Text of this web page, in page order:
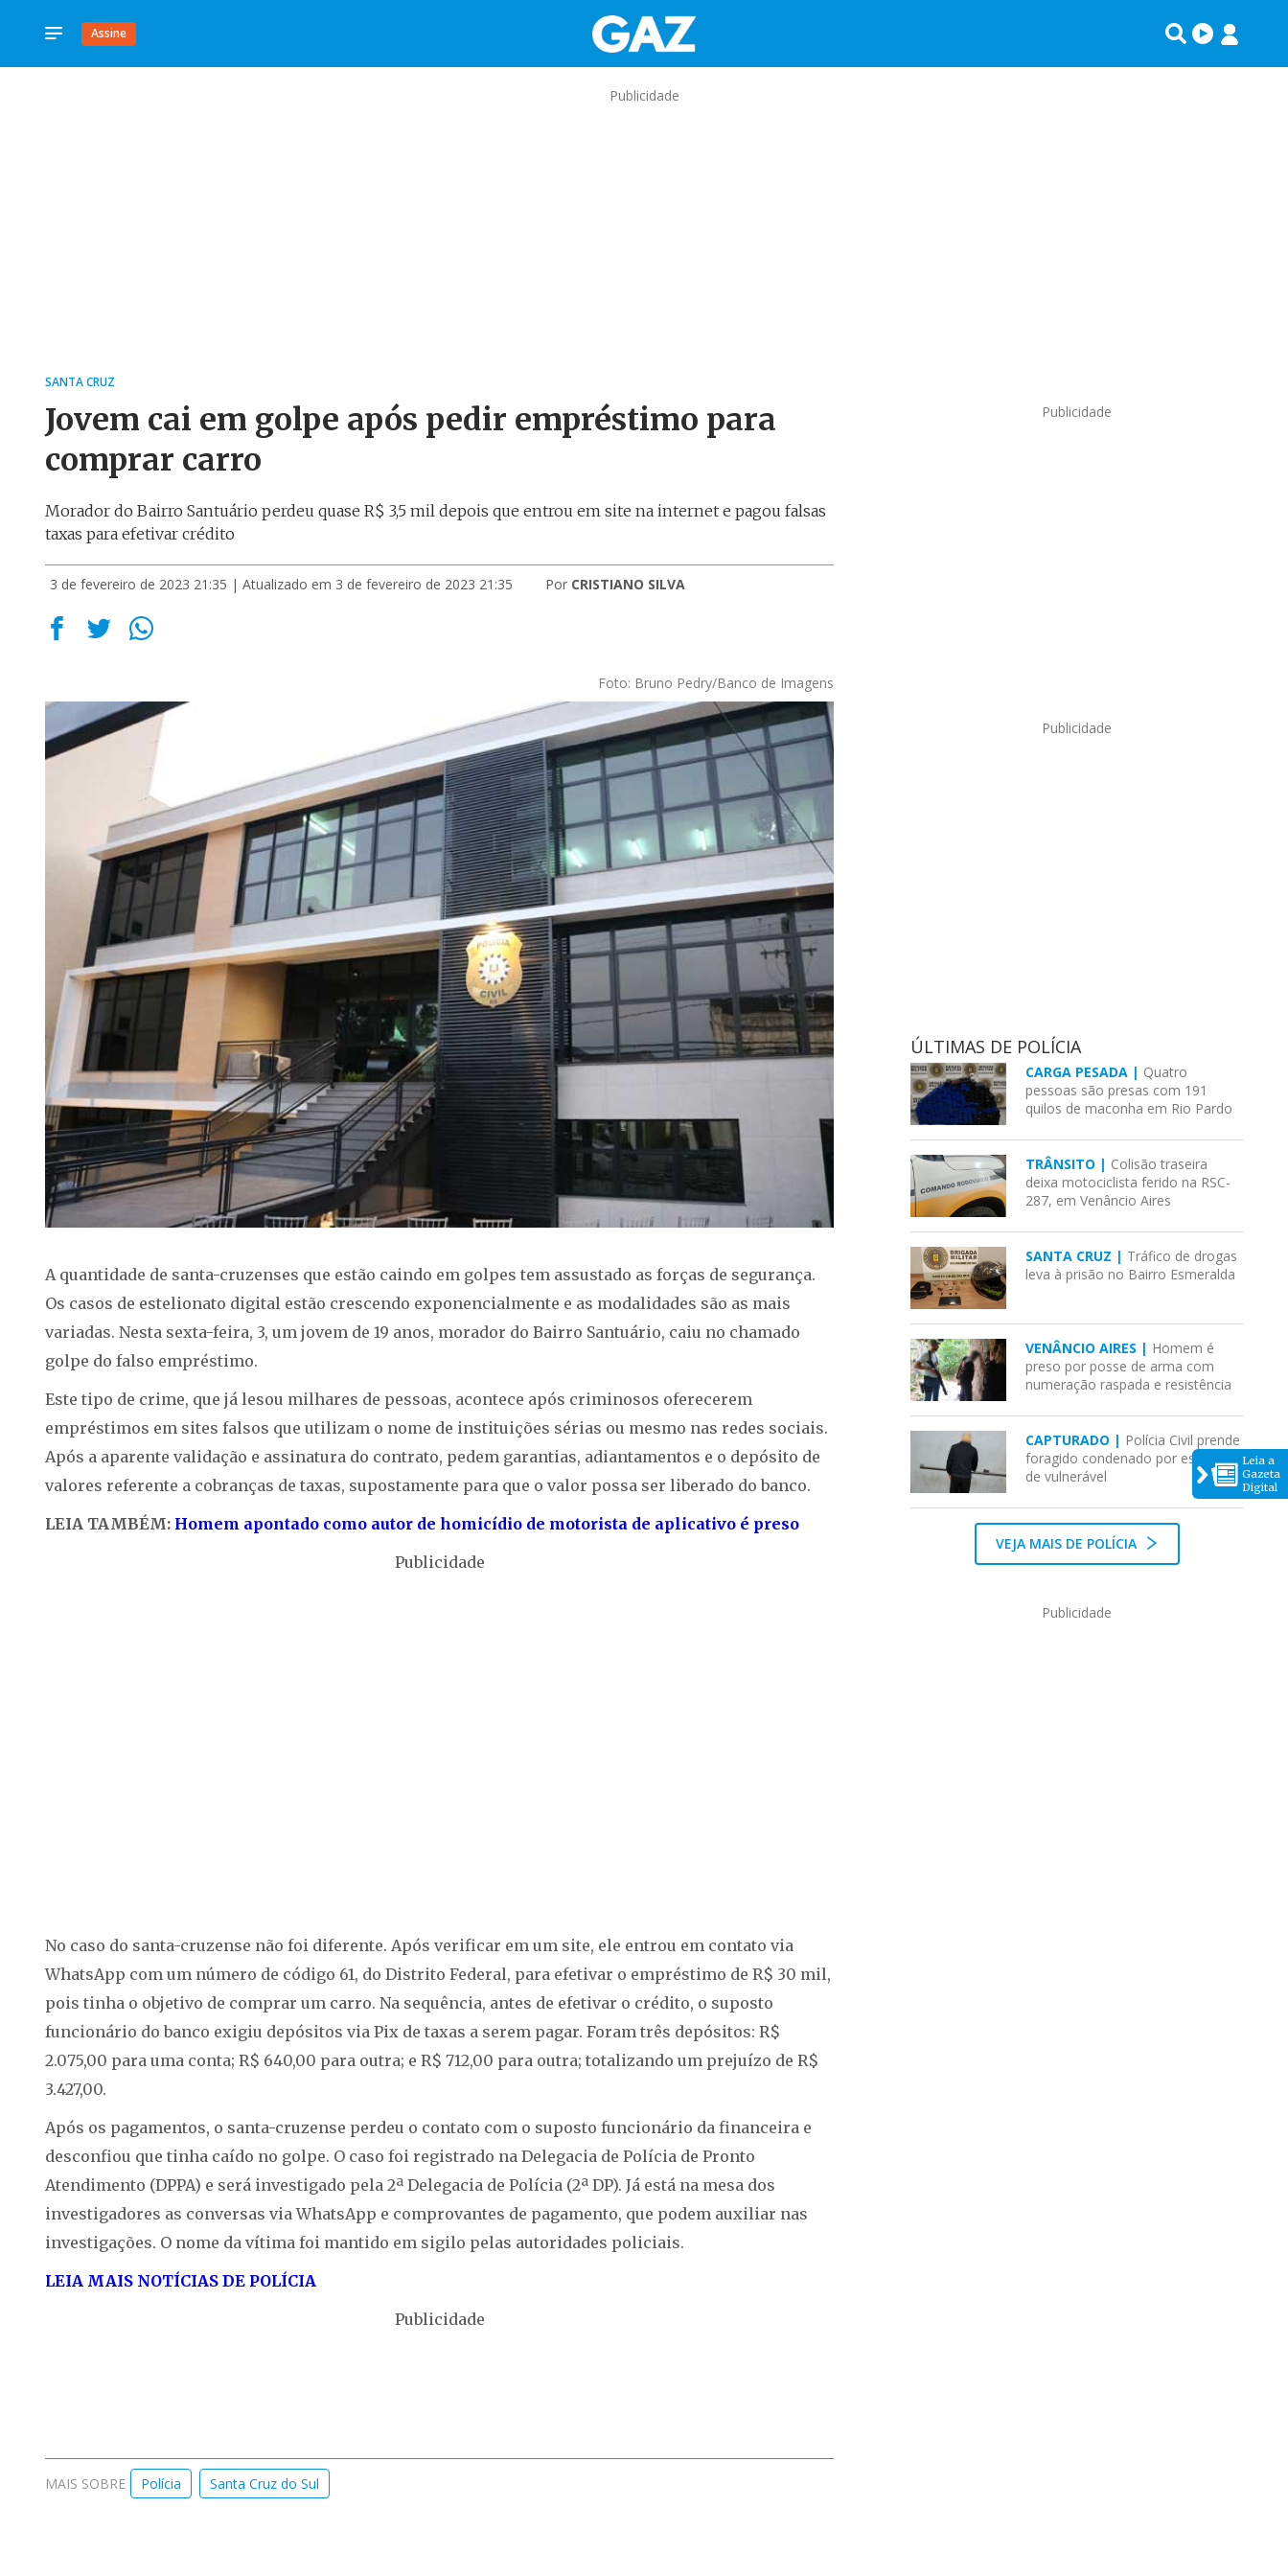
Assine
Leia a
Gazeta
Digital
Publicidade
SANTA CRUZ
Jovem cai em golpe após pedir empréstimo para
comprar carro
Morador do Bairro Santuário perdeu quase R$ 3,5 mil depois que entrou em site na internet e pagou falsas
taxas para efetivar crédito
3 de fevereiro de 2023 21:35 | Atualizado em 3 de fevereiro de 2023 21:35 Por CRISTIANO SILVA
Foto: Bruno Pedry/Banco de Imagens
A quantidade de santa-cruzenses que estão caindo em golpes tem assustado as forças de segurança.
Os casos de estelionato digital estão crescendo exponencialmente e as modalidades são as mais
variadas. Nesta sexta-feira, 3, um jovem de 19 anos, morador do Bairro Santuário, caiu no chamado
golpe do falso empréstimo.
Este tipo de crime, que já lesou milhares de pessoas, acontece após criminosos oferecerem
empréstimos em sites falsos que utilizam o nome de instituições sérias ou mesmo nas redes sociais.
Após a aparente validação e assinatura do contrato, pedem garantias, adiantamentos e o depósito de
valores referente a cobranças de taxas, supostamente para que o valor possa ser liberado do banco.
LEIA TAMBÉM: Homem apontado como autor de homicídio de motorista de aplicativo é preso
Publicidade
No caso do santa-cruzense não foi diferente. Após verificar em um site, ele entrou em contato via
WhatsApp com um número de código 61, do Distrito Federal, para efetivar o empréstimo de R$ 30 mil,
pois tinha o objetivo de comprar um carro. Na sequência, antes de efetivar o crédito, o suposto
funcionário do banco exigiu depósitos via Pix de taxas a serem pagar. Foram três depósitos: R$
2.075,00 para uma conta; R$ 640,00 para outra; e R$ 712,00 para outra; totalizando um prejuízo de R$
3.427,00.
Após os pagamentos, o santa-cruzense perdeu o contato com o suposto funcionário da financeira e
desconfiou que tinha caído no golpe. O caso foi registrado na Delegacia de Polícia de Pronto
Atendimento (DPPA) e será investigado pela 2ª Delegacia de Polícia (2ª DP). Já está na mesa dos
investigadores as conversas via WhatsApp e comprovantes de pagamento, que podem auxiliar nas
investigações. O nome da vítima foi mantido em sigilo pelas autoridades policiais.
LEIA MAIS NOTÍCIAS DE POLÍCIA
Publicidade
MAIS SOBRE Polícia Santa Cruz do Sul
Publicidade
Publicidade
ÚLTIMAS DE POLÍCIA
CARGA PESADA | Quatro
pessoas são presas com 191
quilos de maconha em Rio Pardo
TRÂNSITO | Colisão traseira
deixa motociclista ferido na RSC-
287, em Venâncio Aires
SANTA CRUZ | Tráfico de drogas
leva à prisão no Bairro Esmeralda
VENÂNCIO AIRES | Homem é
preso por posse de arma com
numeração raspada e resistência
CAPTURADO | Polícia Civil prende
foragido condenado por estupro
de vulnerável
VEJA MAIS DE POLÍCIA
Publicidade